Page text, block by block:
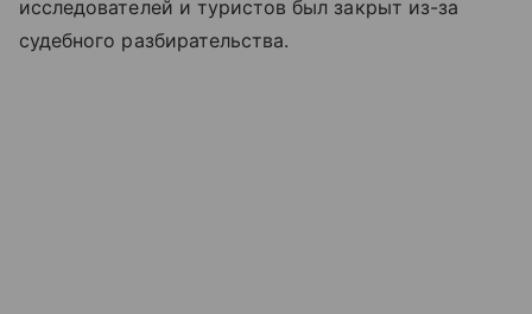
исследователей и туристов был закрыт из-за
судебного разбирательства.